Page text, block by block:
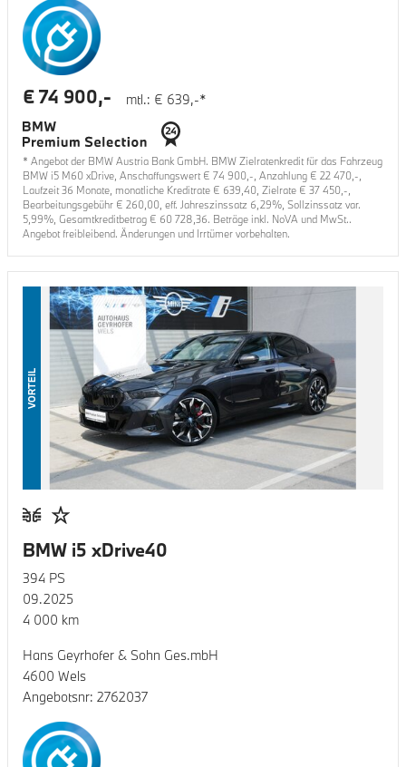
mtl.: € 639,-*
€ 74 900,-
* Angebot der BMW Austria Bank GmbH. BMW Zielratenkredit für das Fahrzeug
BMW i5 M60 xDrive, Anschaffungswert € 74 900,-, Anzahlung € 22 470,-,
Laufzeit36 Monate, monatliche Kreditrate € 639,40, Zielrate € 37 450,-,
Bearbeitungsgebühr € 260,00, eff. Jahreszinssatz 6,29%, Sollzinssatz var.
5,99%, Gesamtkreditbetrag € 60 728,36. Beträge inkl. NoVA und MwSt..
Angebot freibleibend. Änderungen und Irrtümer vorbehalten.
VORTEIL
BMW i5 xDrive40
394 PS
09.2025
4 000 km
Hans Geyrhofer & Sohn Ges.mbH
4600 Wels
Angebotsnr: 2762037